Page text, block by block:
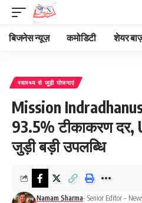
बिजनेस न्यूज़ कमोडिटी शेयर
स्वास्थ्य से जुड़ी योजनाएं
Mission
93.5% टीकाकरण दर,
जुड़ी बड़ी उपलब्धि
Namam Sharma- Senior Editor –